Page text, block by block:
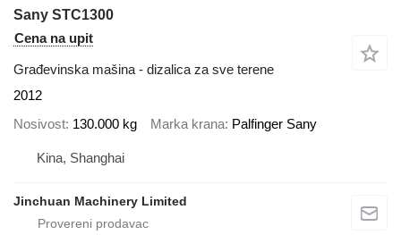
Sany STC1300
Cena na upit
Građevinska mašina - dizalica za sve terene
2012
Nosivost 130.000 kg Marka krana Palfinger Sany
Kina, Shanghai
Jinchuan Machinery Limited